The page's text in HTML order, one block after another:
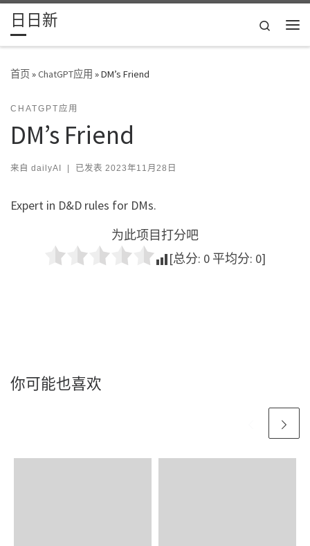
Skip to content
日日新
Search
首页»ChatGPT应用 »DM’s Friend
CHATGPT应用
DM’s Friend
来自 dailyAI | 已发表 2023年11月28日
Expert in D&D rules for DMs.
为此项目打分吧
[总分: 0 平均分: 0]
你可能也喜欢